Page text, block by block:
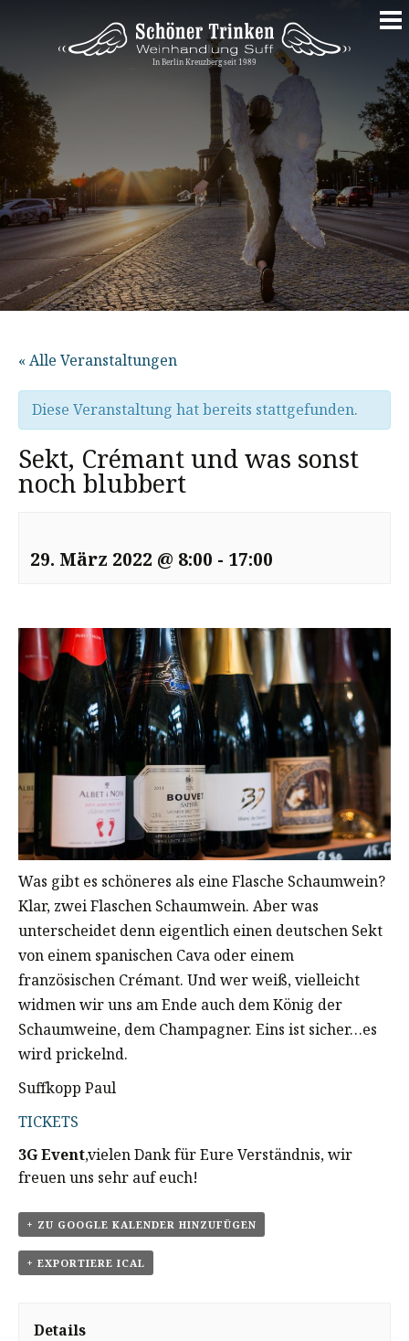
zum
Inhalt
« Alle Veranstaltungen
Diese Veranstaltung hat bereits stattgefunden.
Sekt, Crémant und was sonst
noch blubbert
29. März 2022 @ 8:00 - 17:00
Was gibt es schöneres als eine Flasche Schaumwein?
Klar, zwei Flaschen Schaumwein. Aber was
unterscheidet denn eigentlich einen deutschen Sekt
von einem spanischen Cava oder einem
französischen Crémant. Und wer weiß, vielleicht
widmen wir uns am Ende auch dem König der
Schaumweine, dem Champagner. Eins ist sicher…es
wird prickelnd.
Suffkopp Paul
TICKETS
3G Event,vielen Dank für Eure Verständnis, wir
freuen uns sehr auf euch!
+ ZU GOOGLE KALENDER HINZUFÜGEN
+ EXPORTIERE ICAL
Details